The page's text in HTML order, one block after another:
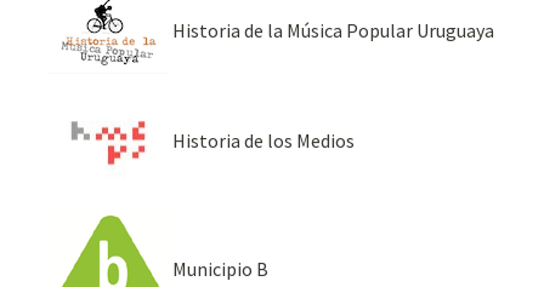
Historia de la Música Popular Uruguaya
Historia de los Medios
Municipio B